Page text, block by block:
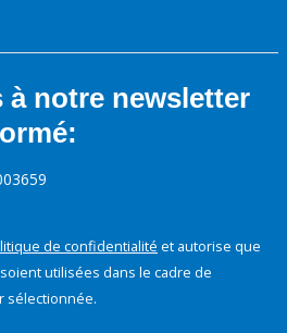
notre newsletter
de confidentialité et autorise que
utilisées dans le cadre de
sélectionnée.